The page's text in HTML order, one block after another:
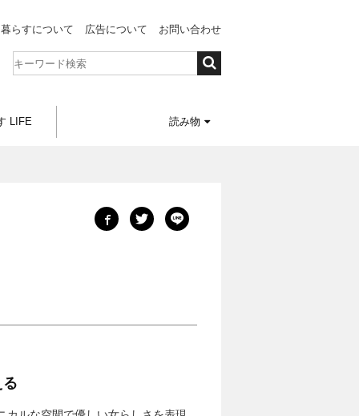
暮らすについて 広告について お問い合わせ
LIFE 読み物